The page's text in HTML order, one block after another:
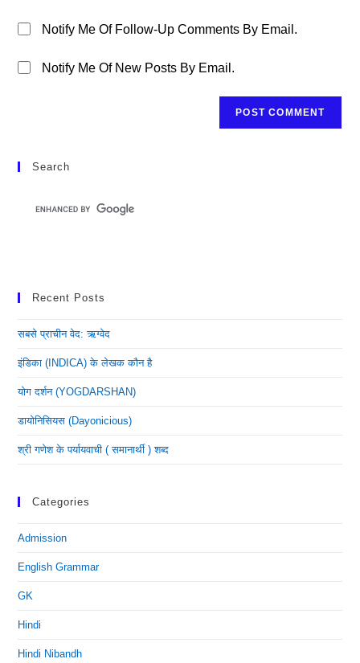
Notify Me Of Follow-Up Comments By Email.
Notify Me Of New Posts By Email.
Search
Recent Posts
सबसे प्राचीन वेद: ऋग्वेद
इंडिका (INDICA) के लेखक कौन है
योग दर्शन (YOGDARSHAN)
डायोनिसियस (dayonicious)
श्री गणेश के पर्यायवाची ( समानार्थी ) शब्द
Categories
Admission
English Grammar
GK
Hindi
Hindi Nibandh